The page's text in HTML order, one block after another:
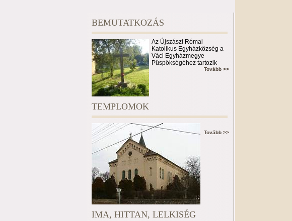
BEMUTATKOZÁS
Az Újszászi Római
Katolikus Egyházközség a
Váci Egyházmegye
Püspökségéhez tartozik
Tovább >>
TEMPLOMOK
Tovább >>
IMA, HITTAN, LELKISÉG